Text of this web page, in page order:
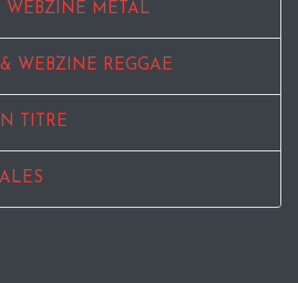
WEBZINE METAL
WEBZINE REGGAE
TITRE